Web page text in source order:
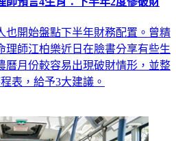
也開始盤點下半年財務配置。曾精
理師江柏樂近日在臉書分享有些生
曆月份較容易出現破財情形，並整
表，給予3大建議。